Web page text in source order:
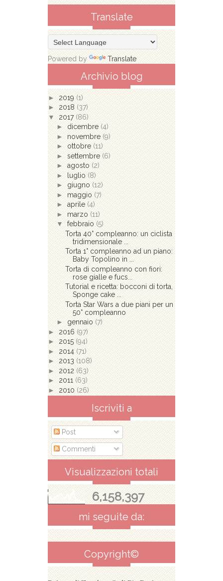
Translate
Powered by Translate
Archivio blog
► 2019 (1)
► 2018 (37)
▼ 2017 (86)
► dicembre (4)
► novembre (9)
► ottobre (11)
► settembre (6)
► agosto (2)
►
luglio (8)
► giugno (12)
► maggio (7)
► aprile (4)
► marzo (11)
▼ febbraio (5)
Torta 40° compleanno: un ciclista
tridimensionale ...
Torta 1° compleanno ad un piano:
Baby Topolino in ...
Torta di compleanno con fiori:
rose gialle e fucs...
Tutorial e ricetta: bocconi di torta,
Sponge cake ...
Torta Star Wars a due piani per un
50° compleanno
► gennaio (7)
► 2016 (97)
► 2015 (94)
► 2014 (71)
► 2013 (108)
► 2012 (63)
► 2011 (63)
► 2010 (26)
Iscriviti a
Post
Commenti
Visualizzazioni totali
6,158,397
mi seguite da:
Copyright©